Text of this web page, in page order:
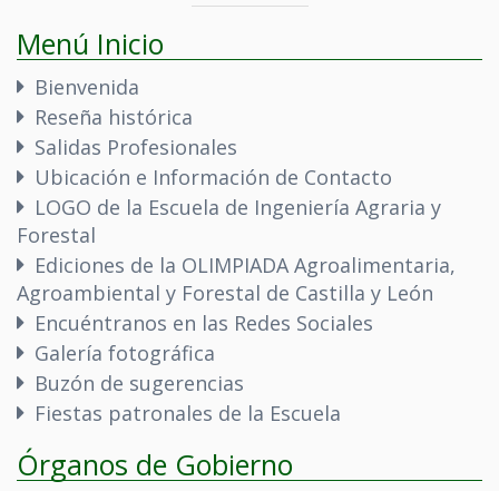
Menú Inicio
Bienvenida
Reseña histórica
Salidas Profesionales
Ubicación e Información de Contacto
LOGO de la Escuela de Ingeniería Agraria y
Forestal
Ediciones de la OLIMPIADA Agroalimentaria,
Agroambiental y Forestal de Castilla y León
Encuéntranos en las Redes Sociales
Galería fotográfica
Buzón de sugerencias
Fiestas patronales de la Escuela
Órganos de Gobierno